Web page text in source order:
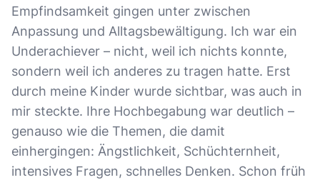
Empfindsamkeit gingen unter zwischen
Anpassung und Alltagsbewältigung. Ich war ein
Underachiever – nicht, weil ich nichts konnte,
sondern weil ich anderes zu tragen hatte. Erst
durch meine Kinder wurde sichtbar, was auch in
mir steckte. Ihre Hochbegabung war deutlich –
genauso wie die Themen, die damit
einhergingen: Ängstlichkeit, Schüchternheit,
intensives Fragen, schnelles Denken. Schon früh